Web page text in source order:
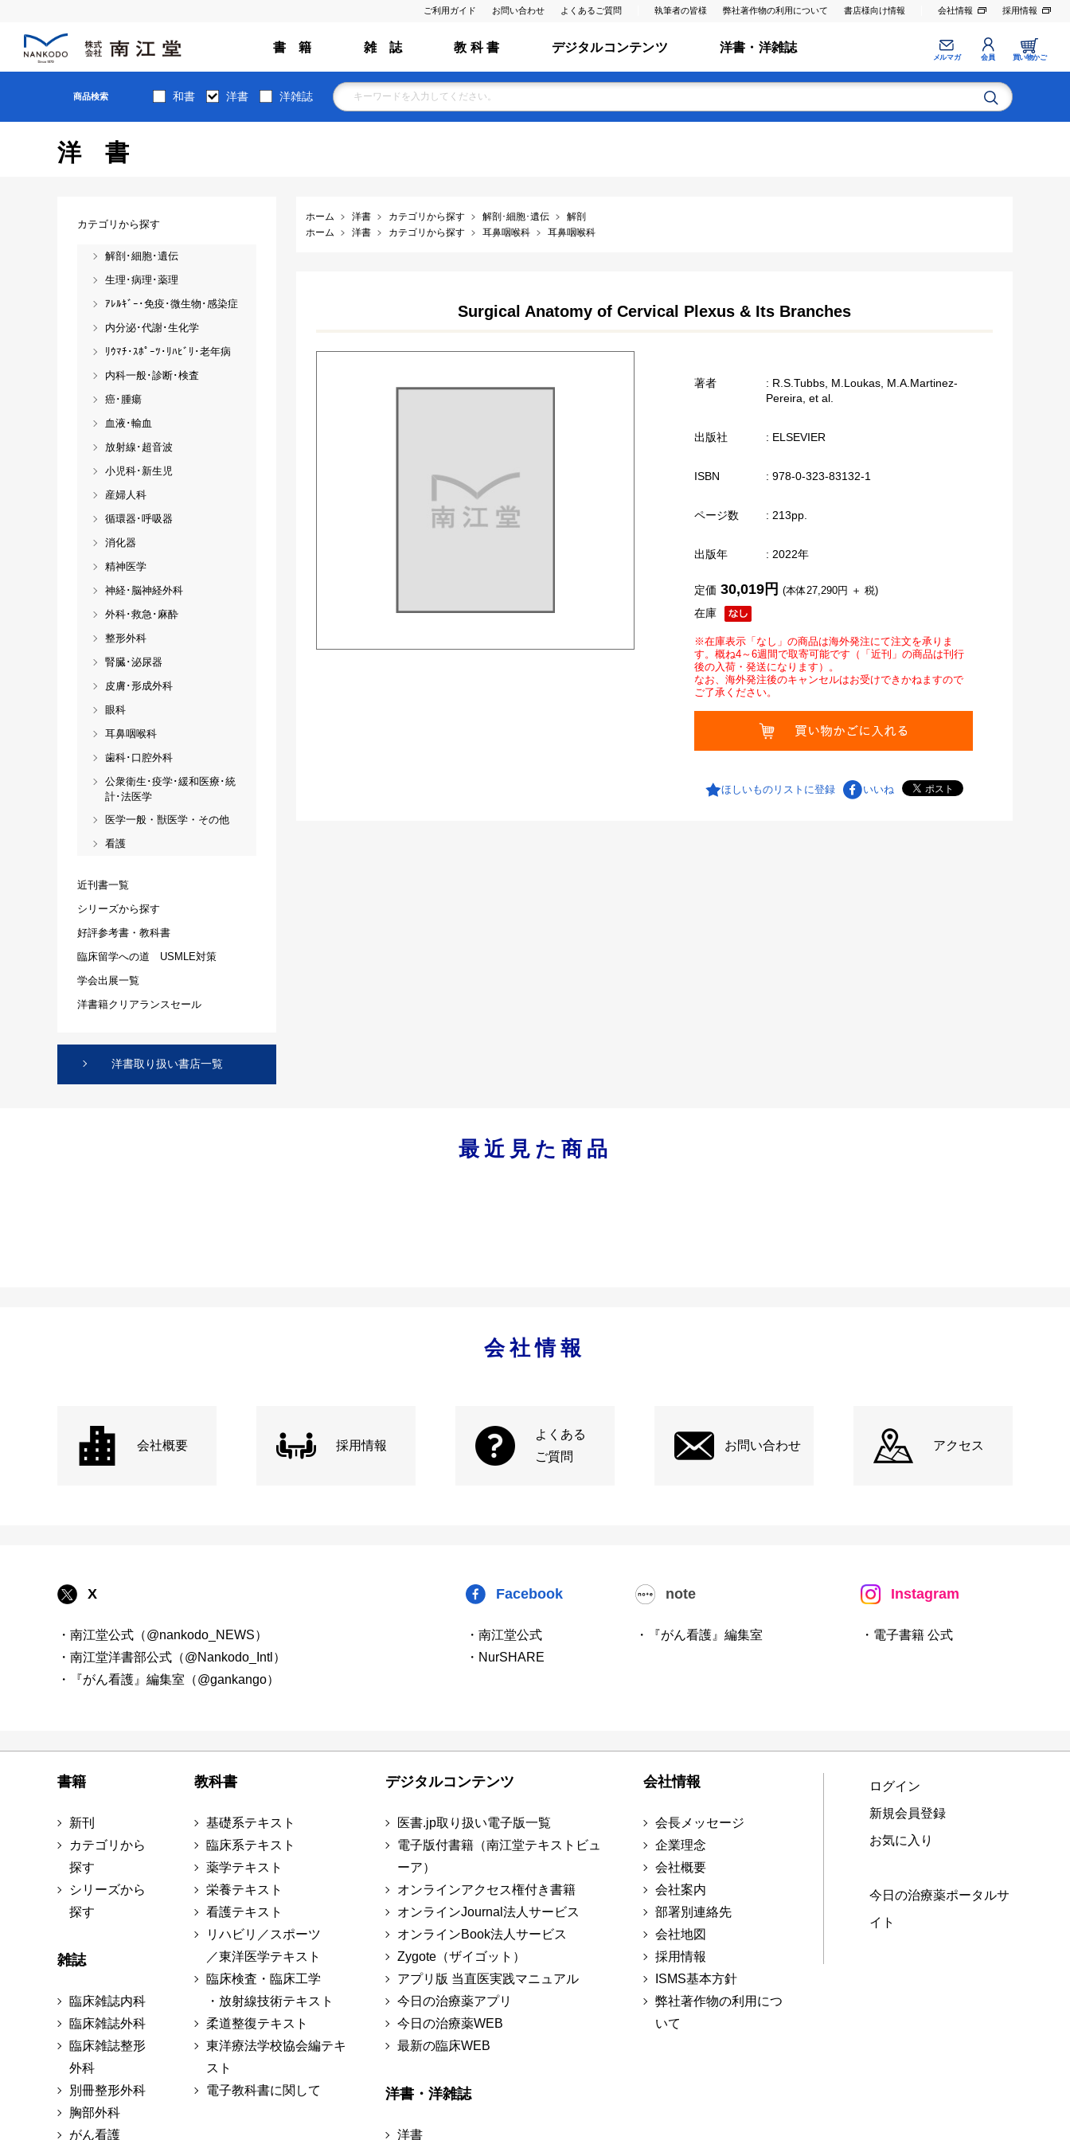
ご利用ガイド お問い合わせ よくあるご質問 執筆者の皆様 弊社著作物の利用について 書店様向け情報 会社情報 採用情報
書 籍 雑 誌 教 科 書 デジタルコンテンツ 洋書・洋雑誌
メルマガ 会員 買い物かご
商品検索 和書 洋書 洋雑誌
洋書
ホーム 洋書 カテゴリから探す 解剖･細胞･遺伝
解剖
ホーム
洋書 カテゴリから探す 耳鼻咽喉科 耳鼻咽喉科
Surgical Anatomy of Cervical Plexus & Its Branches
著者
: R.S.Tubbs, M.Loukas, M.A.Martinez-
Pereira, et al.
出版社 : ELSEVIER
ISBN : 978-0-323-83132-1
ページ数 : 213pp.
出版年 : 2022年
在庫
定価 30,019円 (本体27,290円 ＋ 税)
※在庫表示「なし」の商品は海外発注にて注文を承りま
す。概ね4～6週間で取寄可能です（「近刊」の商品は刊行
後の入荷・発送になります）。
なお、海外発注後のキャンセルはお受けできかねますので
ご了承ください。
ほしいものリストに登録 いいね
カテゴリから探す
解剖･細胞･遺伝
生理･病理･薬理
ｱﾚﾙｷﾞｰ･免疫･微生物･感染症
内分泌･代謝･生化学
ﾘｳﾏﾁ･ｽﾎﾟｰﾂ･ﾘﾊﾋﾞﾘ･老年病
内科一般･診断･検査
癌･腫瘍
血液･輸血
放射線･超音波
小児科･新生児
産婦人科
循環器･呼吸器
消化器
精神医学
神経･脳神経外科
外科･救急･麻酔
整形外科
腎臓･泌尿器
皮膚･形成外科
眼科
耳鼻咽喉科
歯科･口腔外科
公衆衛生･疫学･緩和医療･統
計･法医学
医学一般・獣医学・その他
看護
近刊書一覧
シリーズから探す
好評参考書・教科書
臨床留学への道 USMLE対策
学会出展一覧
洋書籍クリアランスセール
洋書取り扱い書店一覧
最近見た商品
会社情報
会社概要 採用情報
よくある
ご質問
お問い合わせ アクセス
X
・南江堂公式（@nankodo_NEWS）
・南江堂洋書部公式（@Nankodo_Intl）
・『がん看護』編集室（@gankango）
Facebook
・南江堂公式
・NurSHARE
note
・『がん看護』編集室
Instagram
・電子書籍 公式
書籍
新刊
カテゴリから
探す
シリーズから
探す
雑誌
臨床雑誌内科
臨床雑誌外科
臨床雑誌整形
外科
別冊整形外科
胸部外科
がん看護
教科書
基礎系テキスト
臨床系テキスト
薬学テキスト
栄養テキスト
看護テキスト
リハビリ／スポーツ
／東洋医学テキスト
臨床検査・臨床工学
・放射線技術テキスト
柔道整復テキスト
東洋療法学校協会編テキ
スト
電子教科書に関して
デジタルコンテンツ
医書.jp取り扱い電子版一覧
電子版付書籍（南江堂テキストビュ
ーア）
オンラインアクセス権付き書籍
オンラインJournal法人サービス
オンラインBook法人サービス
Zygote（ザイゴット）
アプリ版 当直医実践マニュアル
今日の治療薬アプリ
今日の治療薬WEB
最新の臨床WEB
洋書・洋雑誌
洋書
会社情報
会長メッセージ
企業理念
会社概要
会社案内
部署別連絡先
会社地図
採用情報
ISMS基本方針
弊社著作物の利用につ
いて
ログイン
新規会員登録
お気に入り
今日の治療薬ポータルサ
イト